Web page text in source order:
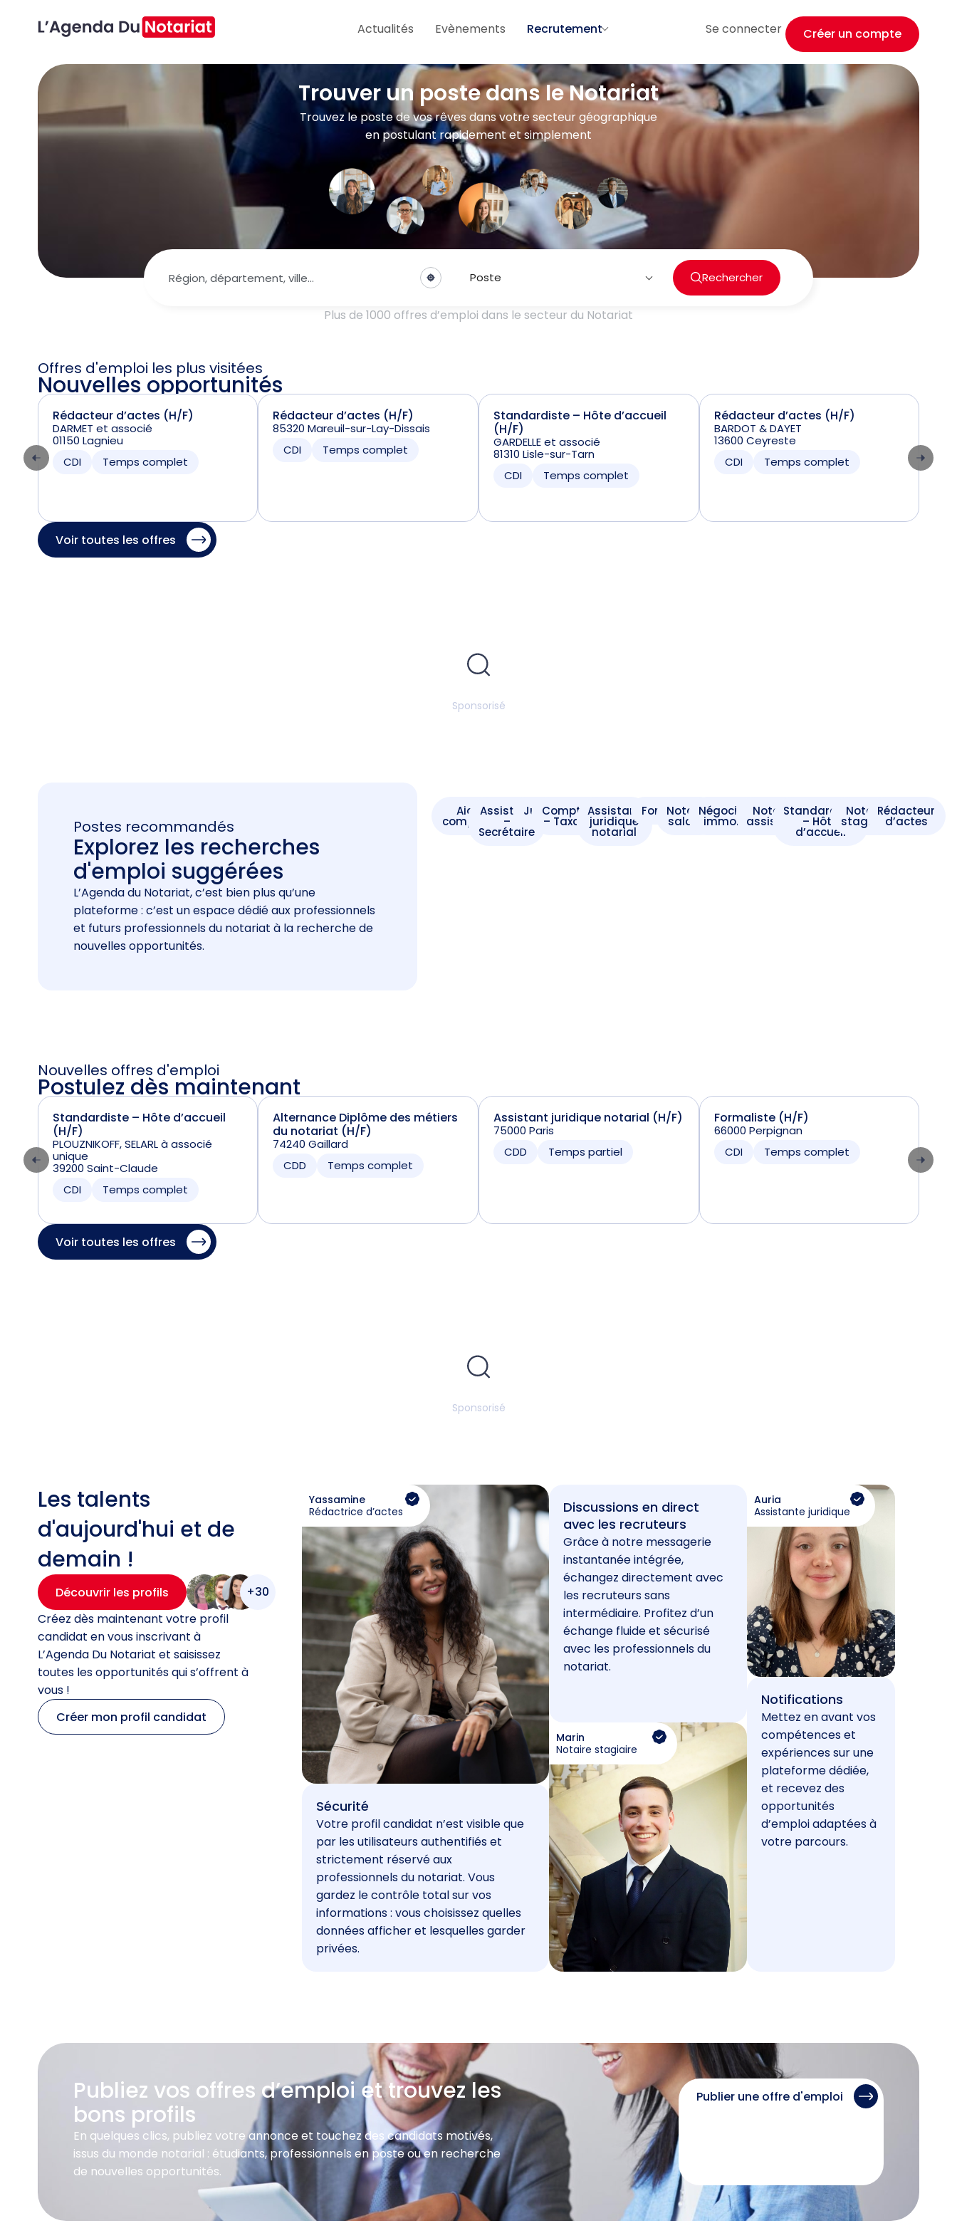
Actualités Evènements Recrutement Se connecter Créer un compte
Trouver un poste dans le Notariat
Trouvez le poste de vos rêves dans votre secteur géographique
en postulant rapidement et simplement
Poste Rechercher
Plus de 1000 offres d’emploi dans le secteur du Notariat
Offres d'emploi les plus visitées
Nouvelles opportunités
Rédacteur d’actes (H/F)
DARMET et associé
01150 Lagnieu
CDI
Temps complet
Rédacteur d’actes (H/F)
85320 Mareuil-sur-Lay-Dissais
CDI
Temps complet
Standardiste – Hôte d’accueil
(H/F)
GARDELLE et associé
81310 Lisle-sur-Tarn
CDI
Temps complet
Rédacteur d’actes (H/F)
BARDOT & DAYET
13600 Ceyreste
CDI
Temps complet
Voir toutes les offres
Sponsorisé
Postes recommandés
Explorez les recherches
d'emploi suggérées
L’Agenda du Notariat, c’est bien plus qu’une
plateforme : c’est un espace dédié aux professionnels
et futurs professionnels du notariat à la recherche de
nouvelles opportunités.
Aide -
comptable
Assistant
–
Secrétaire
JuristeComptable
– Taxateur
Assistant
juridique
notarial
Formaliste
Notaire
salarié
Négociateur
immobilier
Notaire
assistant
Standardiste
– Hôte
d’accueil
Notaire
stagiaire
Rédacteur
d’actes
Nouvelles offres d'emploi
Postulez dès maintenant
Standardiste – Hôte d’accueil
(H/F)
PLOUZNIKOFF, SELARL à associé
unique
39200 Saint-Claude
CDI
Temps complet
Alternance Diplôme des métiers
du notariat (H/F)
74240 Gaillard
CDD
Temps complet
Assistant juridique notarial (H/F)
75000 Paris
CDD
Temps partiel
Formaliste (H/F)
66000 Perpignan
CDI
Temps complet
Voir toutes les offres
Sponsorisé
Les talents
d'aujourd'hui et de
demain !
Découvrir les profils
+30
Créez dès maintenant votre profil
candidat en vous inscrivant à
L’Agenda Du Notariat et saisissez
toutes les opportunités qui s’offrent à
vous !
Créer mon profil candidat
Yassamine
Rédactrice d’actes
Sécurité
Votre profil candidat n’est visible que
par les utilisateurs authentifiés et
strictement réservé aux
professionnels du notariat. Vous
gardez le contrôle total sur vos
informations : vous choisissez quelles
données afficher et lesquelles garder
privées.
Discussions en direct
avec les recruteurs
Grâce à notre messagerie
instantanée intégrée,
échangez directement avec
les recruteurs sans
intermédiaire. Profitez d’un
échange fluide et sécurisé
avec les professionnels du
notariat.
Marin
Notaire stagiaire
Auria
Assistante juridique
Notifications
Mettez en avant vos
compétences et
expériences sur une
plateforme dédiée,
et recevez des
opportunités
d’emploi adaptées à
votre parcours.
Publiez vos offres d’emploi et trouvez les
bons profils
En quelques clics, publiez votre annonce et touchez des candidats motivés,
issus du monde notarial : étudiants, professionnels en poste ou en recherche
de nouvelles opportunités.
Publier une offre d'emploi